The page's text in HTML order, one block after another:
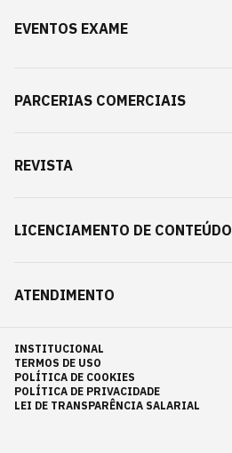
EVENTOS EXAME
PARCERIAS COMERCIAIS
REVISTA
LICENCIAMENTO DE CONTEÚDO
ATENDIMENTO
INSTITUCIONAL
TERMOS DE USO
POLÍTICA DE COOKIES
POLÍTICA DE PRIVACIDADE
LEI DE TRANSPARÊNCIA SALARIAL